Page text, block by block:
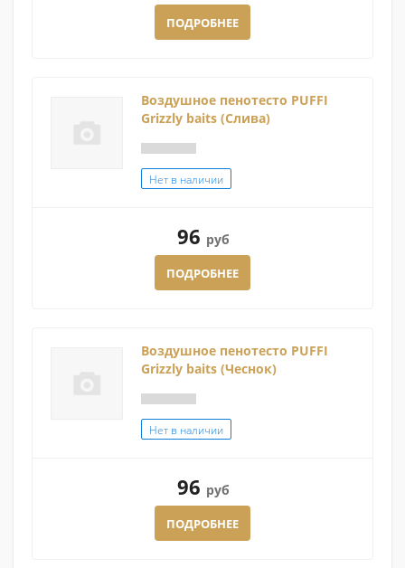
ПОДРОБНЕЕ
Воздушное пенотесто PUFFI
Grizzly baits (Слива)
Нет в наличии
96 руб
ПОДРОБНЕЕ
Воздушное пенотесто PUFFI
Grizzly baits (Чеснок)
Нет в наличии
96 руб
ПОДРОБНЕЕ